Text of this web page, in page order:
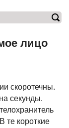
лицо
скоротечны.
секунды.
те короткие